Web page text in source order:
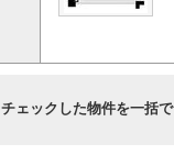
チェックした物件を一括で